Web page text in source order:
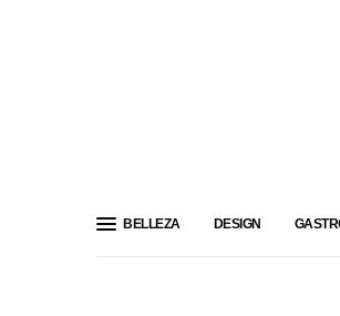
BELLEZA DESIGN